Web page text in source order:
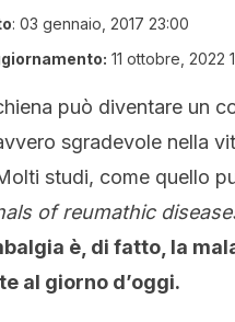
: 03 gennaio, 2017 23:00
11 ottobre, 2022
può diventare un
sgradevole nella
studi, come quello
of reumathic
è, di fatto, la
al giorno d’oggi.